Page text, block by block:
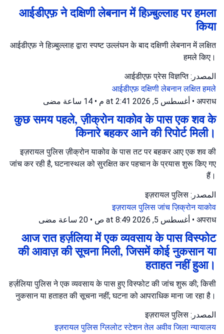
आईडीएफ़ ने दक्षिणी लेबनान में हिज़्बुल्लाह पर हमला
किया
आईडीएफ़ ने हिज़्बुल्लाह द्वारा स्पष्ट उल्लंघन के बाद दक्षिणी लेबनान में लक्षित
हमले किए।
المصدر: आईडीएफ़ प्रेस विज्ञप्ति
आईडीएफ़दक्षिणी लेबनानलक्षित हमले
अपराध
• أغسطس 5, 2026 at 2:41 م • 14 ساعة مضى
कुछ समय पहले, ज़ीक्रोन याकोव के पास एक शव के
किनारे बहकर आने की रिपोर्ट मिली।
इज़रायल पुलिस ज़ीक्रोन याकोव के पास तट पर बहकर आए एक शव की
जांच कर रही है, घटनास्थल को सुरक्षित कर पहचान के प्रयास शुरू किए गए
हैं।
المصدر: इज़रायल पुलिस
इज़रायल पुलिसजांचज़िक्रोन याकोव
अपराध
• أغسطس 5, 2026 at 8:49 ص • 20 ساعة مضى
आज रात हर्ज़लिया में एक व्यवसाय के पास विस्फोट
की आवाज़ की सूचना मिली, जिसमें कोई नुकसान या
हताहत नहीं हुआ।
हर्ज़लिया पुलिस ने एक व्यवसाय के पास हुए विस्फोट की जांच शुरू की; किसी
नुकसान या हताहत की सूचना नहीं; घटना को आपराधिक माना जा रहा है।
المصدر: इज़रायल पुलिस
इज़रायल पुलिसग्लिलोट स्टेशनतेल अवीव जिला न्यायालय